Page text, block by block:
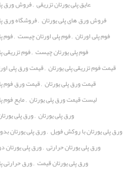
عایق پلی یورتان تزریقی ,فروش ورق
فروش ورق های پلی یورتان ,فروشگاه ورق
فوم پلی اورتان ,فوم پلی اورتان چیست ,فوم
فوم پلی یورتان چیست ,فوم تزریقی
قیمت فوم تزریقی پلی یورتان ,قیمت ورق پلی
قیمت ورق پلی یورتان ,قیمت ورق فوم
لیست قیمت ورق پلی یورتان ,مایع فوم
ورق پلی یورتان ,ورق پلی
ورق پلی یورتان با روکش فویل ,ورق پلی یورتان
ورق پلی یورتان حرارتی ,ورق پلی یورتان
ورق پلی یورتان قیمت ,ورق حرارتی